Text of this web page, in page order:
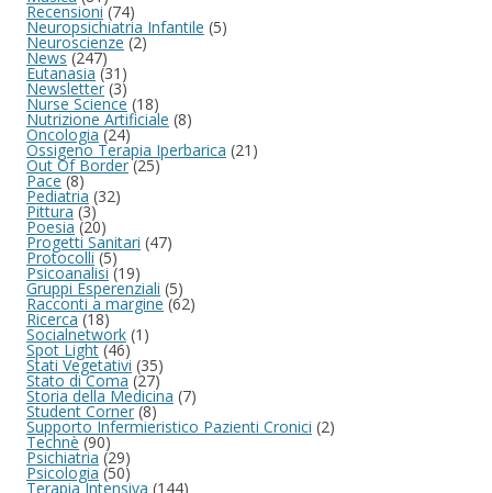
Recensioni(74)
Neuropsichiatria Infantile (5)
Neuroscienze(2)
News(247)
Eutanasia (31)
Newsletter (3)
Nurse Science (18)
Nutrizione Artificiale (8)
Oncologia(24)
Ossigeno Terapia Iperbarica (21)
Out Of Border(25)
Pace(8)
Pediatria (32)
Pittura(3)
Poesia (20)
Progetti Sanitari (47)
Protocolli(5)
Psicoanalisi (19)
Gruppi Esperenziali (5)
Racconti a margine (62)
Ricerca(18)
Socialnetwork (1)
Spot Light(46)
Stati Vegetativi (35)
Stato di Coma(27)
Storia della Medicina (7)
Student Corner(8)
Supporto Infermieristico Pazienti Cronici (2)
Technè(90)
Psichiatria (29)
Psicologia (50)
Terapia Intensiva (144)